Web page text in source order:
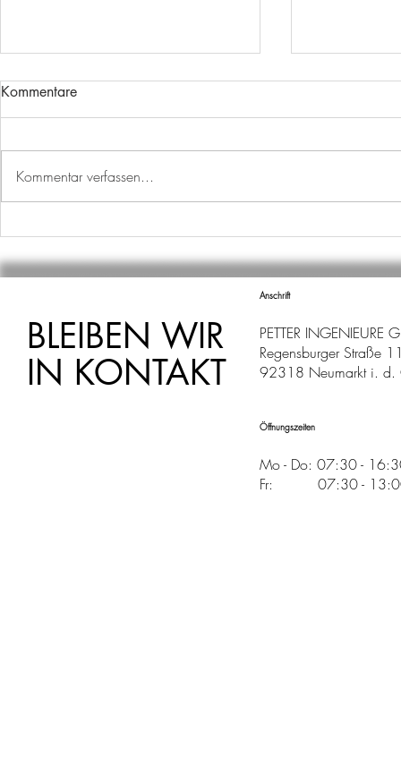
WECHSEL
Kommentare
Kommentar verfassen...
BLEIBEN WIR
IN KONTAKT
Anschrift
PETTER INGENIEURE
Regensburger Straße
92318 Neumarkt i. d.
Öffnungszeiten
Mo - Do: 07:30 -
Fr: 07:30 -